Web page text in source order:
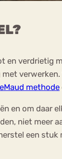
verdrietig
methode
en om daar
niet
een